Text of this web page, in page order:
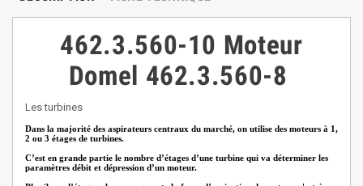
462.3.560-10 Moteur
Domel 462.3.560-8
Les turbines
Dans la majorité des aspirateurs centraux du marché, on utilise des moteurs à 1,
2 ou 3 étages de turbines.
C’est en grande partie le nombre d’étages d’une turbine qui va déterminer les
paramètres débit et dépression d’un moteur.